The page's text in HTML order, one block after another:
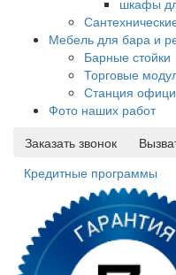
Мебель для бара и
Барные стойки
Торговые
Станция
Фото наших работ
Заказать звонок
Кредитные программы